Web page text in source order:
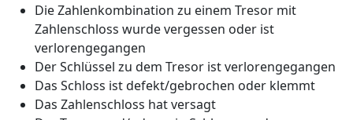
Die Zahlenkombination zu einem Tresor mit
Zahlenschloss wurde vergessen oder ist
verlorengegangen
Der Schlüssel zu dem Tresor ist verlorengegangen
Das Schloss ist defekt/gebrochen oder klemmt
Das Zahlenschloss hat versagt